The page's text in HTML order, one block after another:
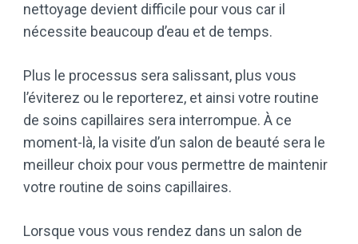
nettoyage devient difficile pour vous car il
nécessite beaucoup d’eau et de temps.
Plus le processus sera salissant, plus vous
l’éviterez ou le reporterez, et ainsi votre routine
de soins capillaires sera interrompue. À ce
moment-là, la visite d’un salon de beauté sera le
meilleur choix pour vous permettre de maintenir
votre routine de soins capillaires.
Lorsque vous vous rendez dans un salon de